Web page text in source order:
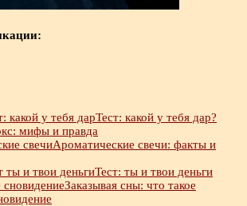
Тест: какой у тебя дар?
мифы и правда
Ароматические свечи: факты и
Тест: ты и твои деньги
Заказывая сны: что такое